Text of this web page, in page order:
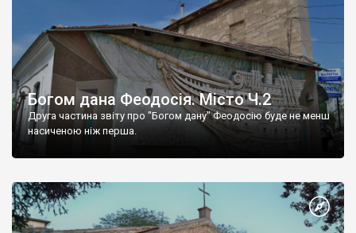
Богом дана Феодосія. Місто Ч.2
Друга частина звіту про "Богом дану" Феодосію буде не менш
насиченою ніж перша.